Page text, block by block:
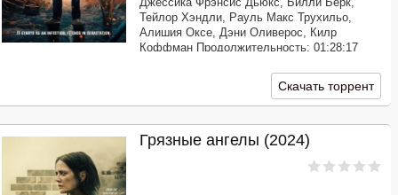
Тейлор Хэндли, Рауль Макс Трухильо,
Алишия Оксе, Дэни Оливерос, Килр
Коффман Продолжительность: 01:28:17
[@MUZOBOZ@] Качество: WEB-DLRip
Размер: 1.37 GB СмотрительСкачать торрент
Грязные ангелы (2024)